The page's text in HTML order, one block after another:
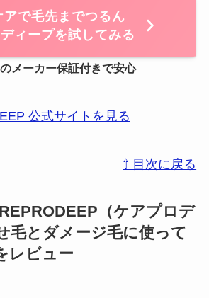
アで毛先までつるん
ィープを試してみる
メーカー保証付きで安心
公式サイトを見る
⇧ 目次に戻る
（ケアプロデ
毛とダメージ毛に使って
レビュー